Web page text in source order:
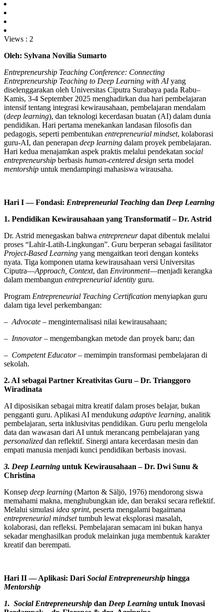
Views : 2
Oleh: Sylvana Novilia Sumarto
Entrepreneurship Teaching Conference: Connecting
Entrepreneurship Teaching to Deep Learning with AIyang
diselenggarakan oleh Universitas Ciputra Surabaya pada Rabu–
Kamis, 3-4 September 2025 menghadirkan dua hari pembelajaran
intensif tentang integrasi kewirausahaan, pembelajaran mendalam
(deep learning), dan teknologi kecerdasan buatan (AI) dalam dunia
pendidikan. Hari pertama menekankan landasan filosofis dan
pedagogis, seperti pembentukan entrepreneurial mindset, kolaborasi
guru-AI, dan penerapan deep learning dalam proyek pembelajaran.
Hari kedua menajamkan aspek praktis melalui pendekatan social
entrepreneurship berbasis human-centered design serta model
mentorship untuk mendampingi mahasiswa wirausaha.
Hari I — Fondasi: Entrepreneurial Teaching dan Deep Learning
1. Pendidikan Kewirausahaan yang Transformatif – Dr. Astrid
Dr. Astrid menegaskan bahwa entrepreneurdapat dibentuk melalui
proses “Lahir-Latih-Lingkungan”. Guru berperan sebagai fasilitator
Project-Based Learning yang mengaitkan teori dengan konteks
nyata. Tiga komponen utama kewirausahaan versi Universitas
Ciputra—Approach, Context, dan Environment—menjadi kerangka
dalam membangun entrepreneurial identity guru.
Program Entrepreneurial Teaching Certification menyiapkan guru
dalam tiga level perkembangan:
– Advocate – menginternalisasi nilai kewirausahaan;
– Innovator– mengembangkan metode dan proyek baru; dan
– Competent Educator– memimpin transformasi pembelajaran di
sekolah.
2. AI sebagai Partner Kreativitas Guru – Dr. Trianggoro
Wiradinata
AI diposisikan sebagai mitra kreatif dalam proses belajar, bukan
pengganti guru. Aplikasi AI mendukung adaptive learning, analitik
pembelajaran, serta inklusivitas pendidikan. Guru perlu mengelola
data dan wawasan dari AI untuk merancang pembelajaran yang
personalized dan reflektif. Sinergi antara kecerdasan mesin dan
empati manusia menjadi kunci pendidikan berbasis inovasi.
3. Deep Learning untuk Kewirausahaan – Dr. Dwi Sunu &
Christina
Konsep deep learning (Marton & Säljö, 1976) mendorong siswa
memahami makna, menghubungkan ide, dan beraksi secara reflektif.
Melalui simulasi idea sprint, peserta mengalami bagaimana
entrepreneurial mindsettumbuh lewat eksplorasi masalah,
kolaborasi, dan refleksi. Pembelajaran semacam ini bukan hanya
sekadar menghasilkan produk melainkan juga membentuk karakter
kreatif dan berempati.
Hari II — Aplikasi: Dari Social Entrepreneurship hingga
Mentorship
1. Social Entrepreneurship dan Deep Learning untuk Inovasi